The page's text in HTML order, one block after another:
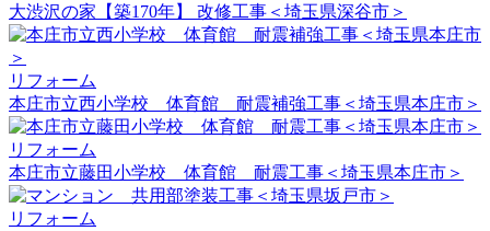
大渋沢の家【築170年】 改修工事＜埼玉県深谷市＞
リフォーム
本庄市立西小学校 体育館 耐震補強工事＜埼玉県本庄市＞
リフォーム
本庄市立藤田小学校 体育館 耐震工事＜埼玉県本庄市＞
リフォーム